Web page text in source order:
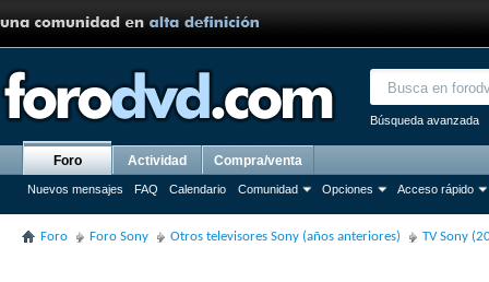
Búsqueda avanzada
Foro
Nuevos mensajes FAQ Calendario Comunidad Opciones Acceso rápido
Actividad Compra/venta
Foro Foro Sony Otros televisores Sony (años anteriores) TV Sony